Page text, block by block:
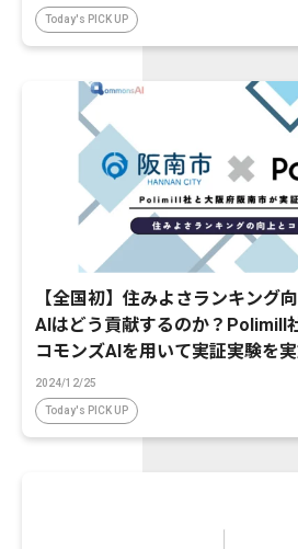
Today's PICK UP
【全国初】住みよさランキング
AIはどう貢献するのか？Polimill
コモンズAIを用いて実証実験を
2024/12/25
Today's PICK UP